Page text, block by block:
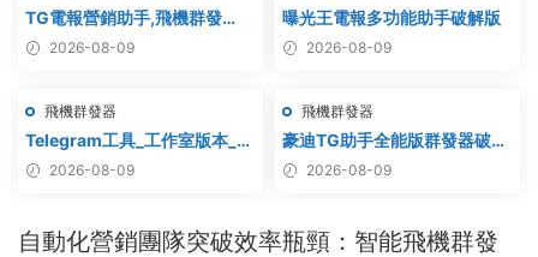
TG電報營銷助手,飛機群發
器,TG群發器,群發器破解版,群
協議軟件
2026-08-09
曝光王電報多功能助手破解版
2026-08-09
飛機群發器
Telegram工具_工作室版本_飛
機群發器_最新破解版
2026-08-09
飛機群發器
豪迪TG助手全能版群發器破解
版 2026-08-09
自動化營銷團隊突破效率瓶頸：智能飛機群發